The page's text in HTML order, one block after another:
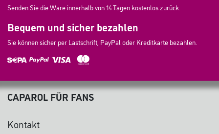
Senden Sie die Ware innerhalb von 14 Tagen kostenlos zurück.
Bequem und sicher bezahlen
Sie können sicher per Lastschrift, PayPal oder Kreditkarte bezahlen.
CAPAROL FÜR FANS
Kontakt